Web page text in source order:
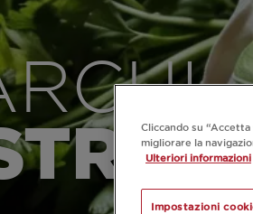
Cliccando su
migliorare la
Ulteriori informazioni
Impostazioni